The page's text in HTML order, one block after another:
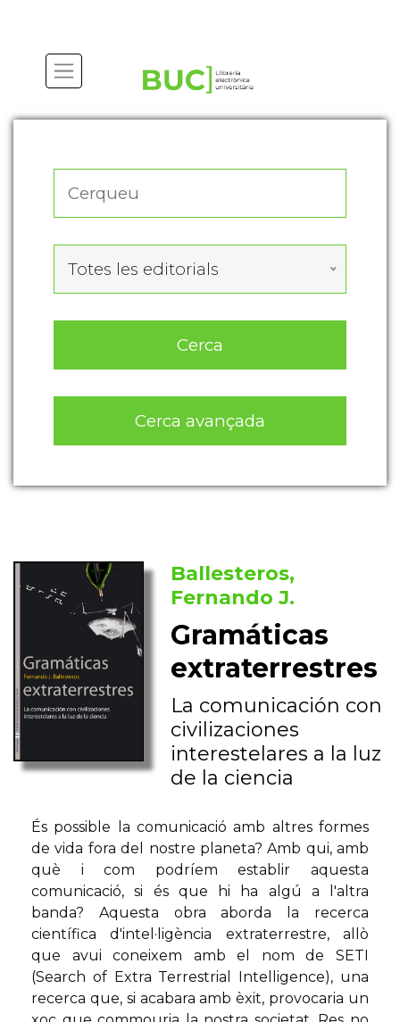
Totes les editorials
Cerca
Cerca avançada
Ballesteros,
Fernando J.
Gramáticas
extraterrestres
La comunicación con
civilizaciones
interestelares a la luz
de la ciencia
És possible la comunicació amb altres formes
de vida fora del nostre planeta? Amb qui, amb
què i com podríem establir aquesta
comunicació, si és que hi ha algú a l'altra
banda? Aquesta obra aborda la recerca
científica d'intel·ligència extraterrestre, allò
que avui coneixem amb el nom de SETI
(Search of Extra Terrestrial Intelligence), una
recerca que, si acabara amb èxit, provocaria un